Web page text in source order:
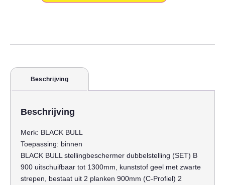
Beschrijving
Beschrijving
Merk: BLACK BULL
Toepassing: binnen
BLACK BULL stellingbeschermer dubbelstelling (SET) B
900 uitschuifbaar tot 1300mm, kunststof geel met zwarte
strepen, bestaat uit 2 planken 900mm (C-Profiel) 2